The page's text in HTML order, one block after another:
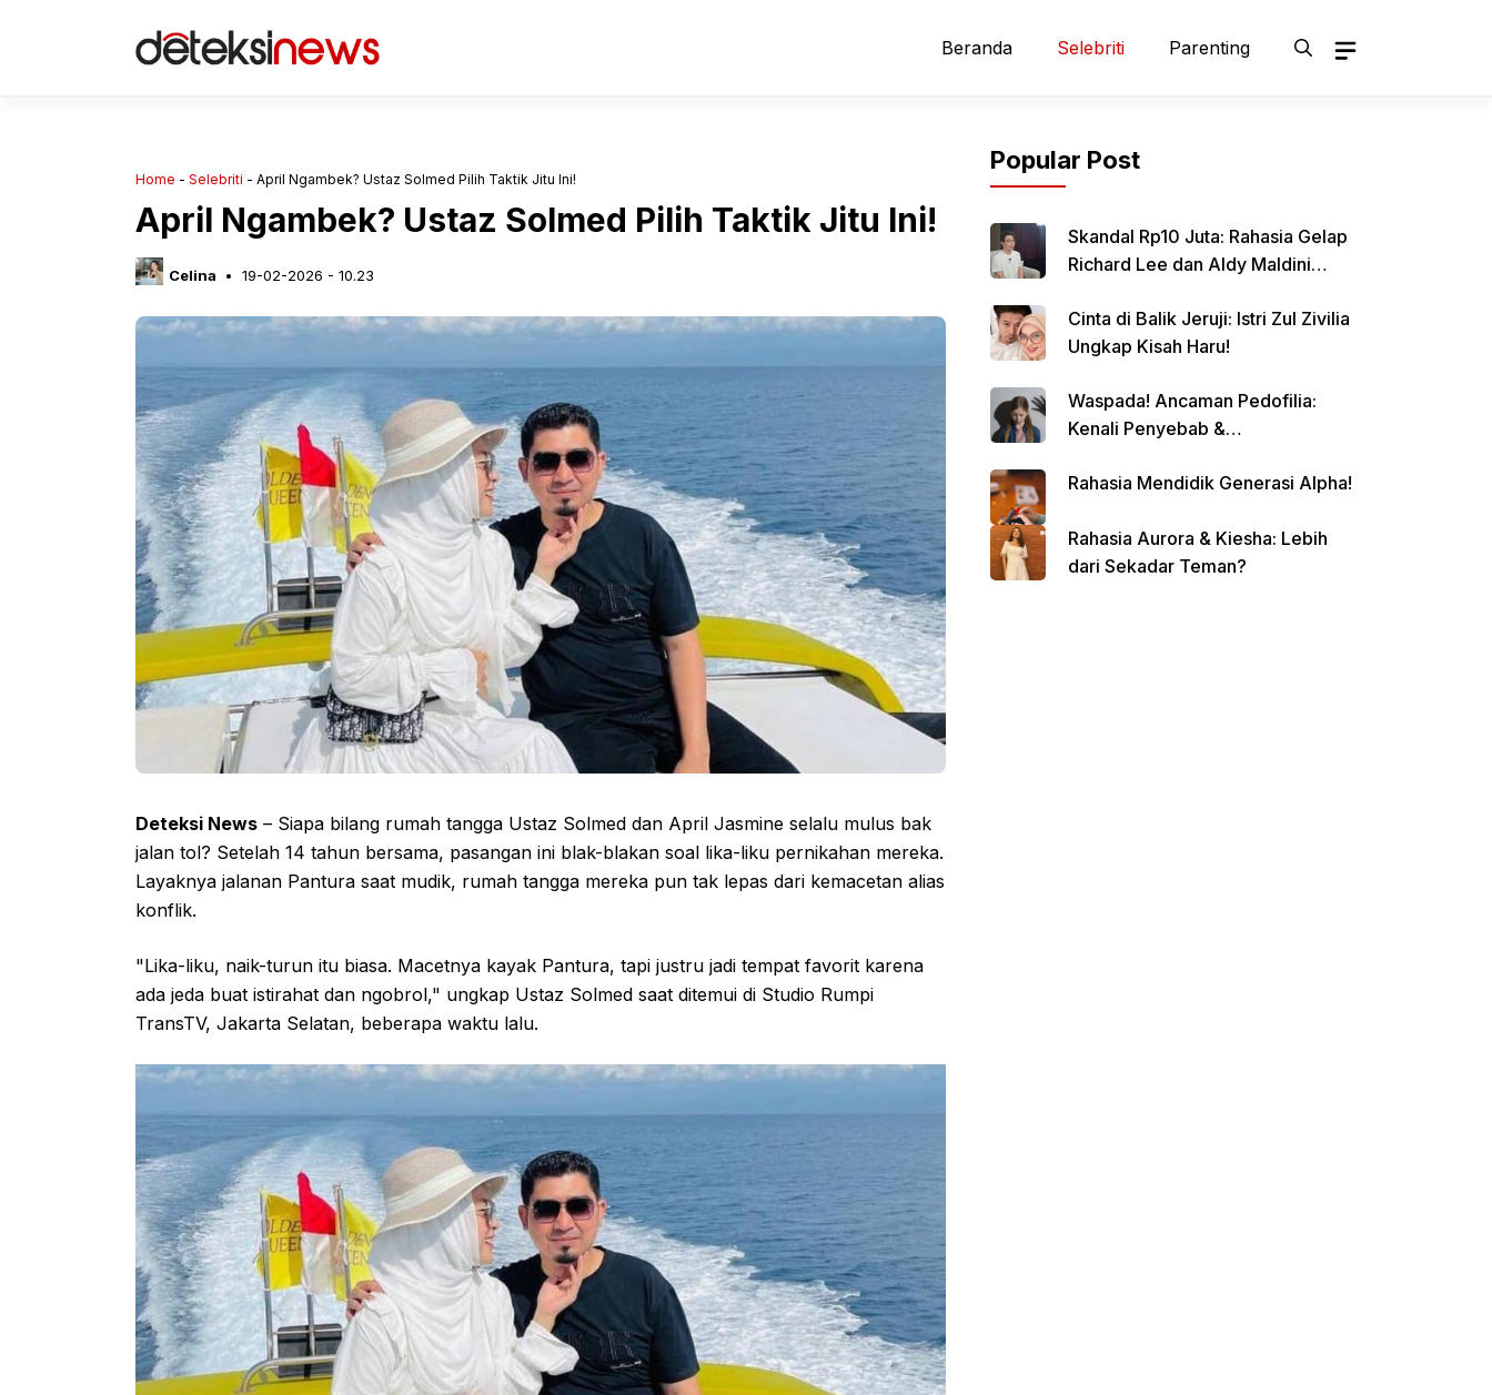
Beranda Selebriti Parenting
Home - Selebriti - April Ngambek? Ustaz Solmed Pilih Taktik Jitu Ini!
April Ngambek? Ustaz Solmed Pilih Taktik Jitu Ini!
Celina 19-02-2026 - 10.23
Deteksi News – Siapa bilang rumah tangga Ustaz Solmed dan April Jasmine selalu mulus bak
jalan tol? Setelah 14 tahun bersama, pasangan ini blak-blakan soal lika-liku pernikahan mereka.
Layaknya jalanan Pantura saat mudik, rumah tangga mereka pun tak lepas dari kemacetan alias
konflik.
"Lika-liku, naik-turun itu biasa. Macetnya kayak Pantura, tapi justru jadi tempat favorit karena
ada jeda buat istirahat dan ngobrol," ungkap Ustaz Solmed saat ditemui di Studio Rumpi
TransTV, Jakarta Selatan, beberapa waktu lalu.
Popular Post
Skandal Rp10 Juta: Rahasia Gelap
Richard Lee dan Aldy Maldini
Cinta di Balik Jeruji: Istri Zul Zivilia
Ungkap Kisah Haru!
Waspada! Ancaman Pedofilia:
Kenali Penyebab &
Rahasia Mendidik Generasi Alpha!
Rahasia Aurora & Kiesha: Lebih
dari Sekadar Teman?